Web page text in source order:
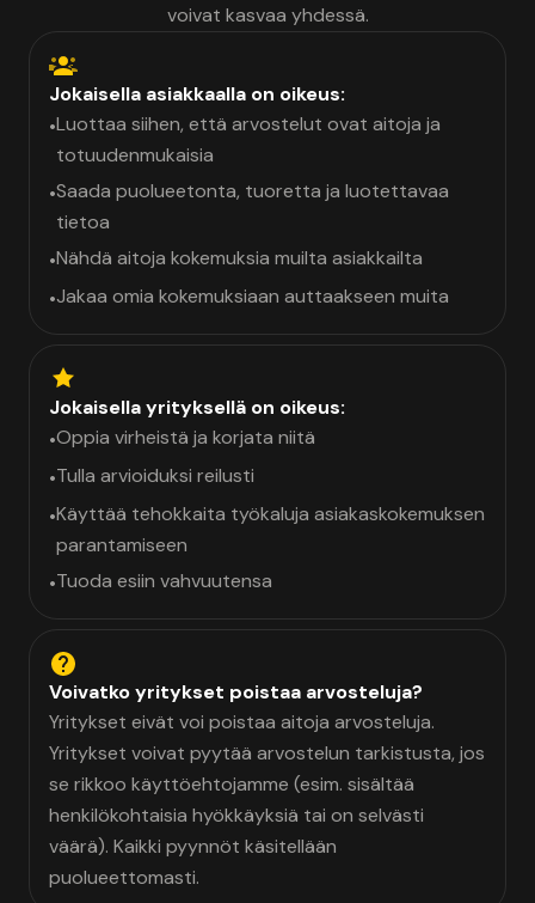
voivat kasvaa yhdessä.
Jokaisella asiakkaalla on oikeus:
•Luottaa siihen, että arvostelut ovat aitoja ja
totuudenmukaisia
•Saada puolueetonta, tuoretta ja luotettavaa
tietoa
•Nähdä aitoja kokemuksia muilta asiakkailta
•Jakaa omia kokemuksiaan auttaakseen muita
Jokaisella yrityksellä on oikeus:
•Oppia virheistä ja korjata niitä
•Tulla arvioiduksi reilusti
•Käyttää tehokkaita työkaluja asiakaskokemuksen
parantamiseen
•Tuoda esiin vahvuutensa
Voivatko yritykset poistaa arvosteluja?
Yritykset eivät voi poistaa aitoja arvosteluja.
Yritykset voivat pyytää arvostelun tarkistusta, jos
se rikkoo käyttöehtojamme (esim. sisältää
henkilökohtaisia hyökkäyksiä tai on selvästi
väärä). Kaikki pyynnöt käsitellään
puolueettomasti.